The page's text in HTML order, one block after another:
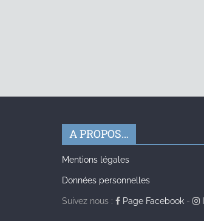
A PROPOS…
Mentions légales
Données personnelles
Suivez nous : Page Facebook -